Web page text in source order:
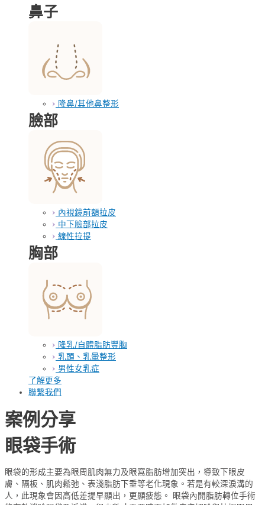
鼻子
隆鼻/其他鼻整形
臉部
內視鏡前額拉皮
中下臉部拉皮
線性拉提
胸部
隆乳/自體脂肪豐胸
乳頭、乳暈整形
男性女乳症
了解更多
聯繫我們
案例分享
眼袋手術
眼袋的形成主要為眼周肌肉無力及眼窩脂肪增加突出，導致下眼皮
膚、隔板、肌肉鬆弛、表淺脂肪下垂等老化現象。若是有較深淚溝的
人，此現象會因高低差提早顯出，更顯疲態。 眼袋內開脂肪轉位手術